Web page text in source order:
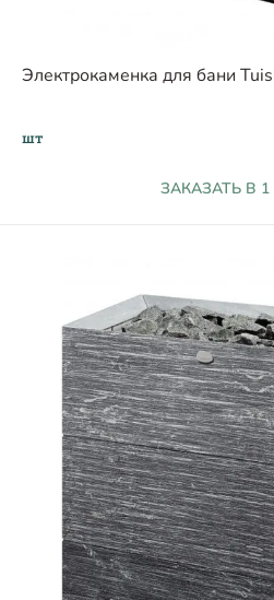
Электрокаменка для бани
шт
ЗАКАЗАТЬ В